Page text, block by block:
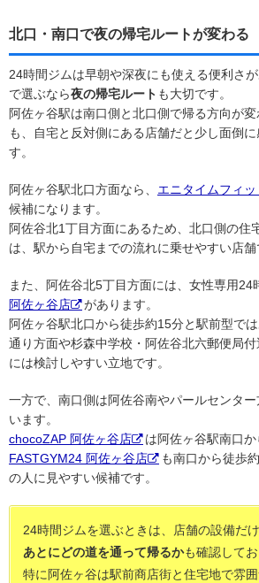
北口・南口で夜の帰宅ルートが変わる
24時間ジムは早朝や深夜にも使える便利さ
で選ぶなら夜の帰宅ルート も大切です。
阿佐ヶ谷駅は南口側と北口側で帰る方向が
も、自宅と反対側にある店舗だと少し面倒
す。
阿佐ヶ谷駅北口方面なら、 エニタイムフィ
候補になります。
阿佐谷北1丁目方面にあるため、北口側の住
は、駅から自宅までの流れに乗せやすい店舗
また、阿佐谷北5丁目方面には、女性専用24
阿佐ヶ谷店
があります。
阿佐ヶ谷駅北口から徒歩約15分と駅前型で
通り方面や杉森中学校・阿佐谷北六郵便局
には検討しやすい立地です。
一方で、南口側は阿佐谷南やパールセンタ
います。
chocoZAP 阿佐ヶ谷店
は阿佐ヶ谷駅南口か
FASTGYM24 阿佐ヶ谷店
も南口から徒歩
の人に見やすい候補です。
24時間ジムを選ぶときは、店舗の設備だけ
あとにどの道を通って帰るかも確認して
特に阿佐ヶ谷は駅前商店街と住宅地で雰